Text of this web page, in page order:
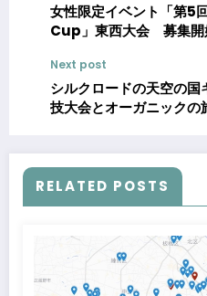
女性限定イベント「第
Cup」東西大会 募集開
Next post
シルクロードの天空の
技大会とオーガニック
RELATED POSTS